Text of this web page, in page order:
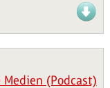
(Podcast)